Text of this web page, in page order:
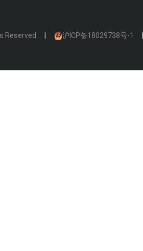
Reserved 沪ICP备18029738号-1